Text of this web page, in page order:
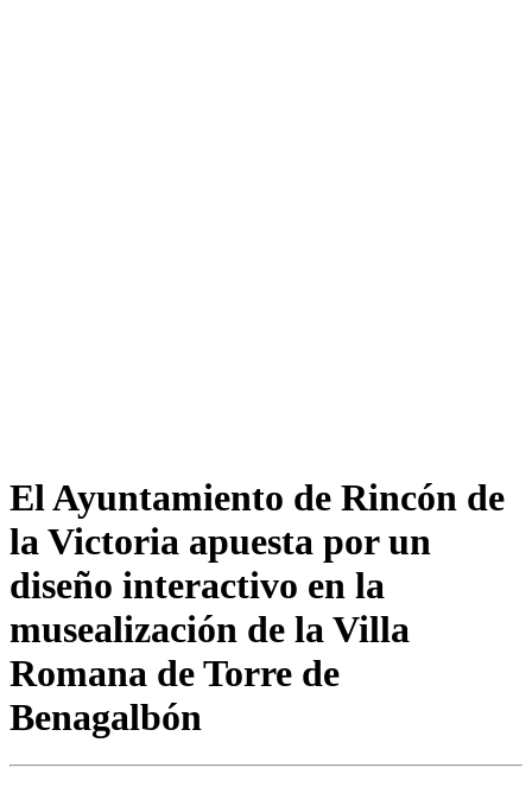
El Ayuntamiento de Rincón de
la Victoria apuesta por un
diseño interactivo en la
musealización de la Villa
Romana de Torre de
Benagalbón